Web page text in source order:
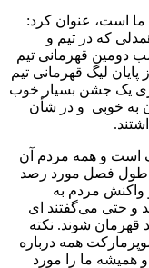
ما است، عنوان کرد:
که در تیم و
دومین قهرمانی تیم
لیگ قهرمانی تیم
یک جشن بسیار خوب
به خوبی و در شأن
است و همه مردم آن
طول فصل مورد رصد
واکنش مردم به
و حتی می‌گفتند ای
قهرمان شوند. نکته
همه درباره
و همیشه ما را مورد